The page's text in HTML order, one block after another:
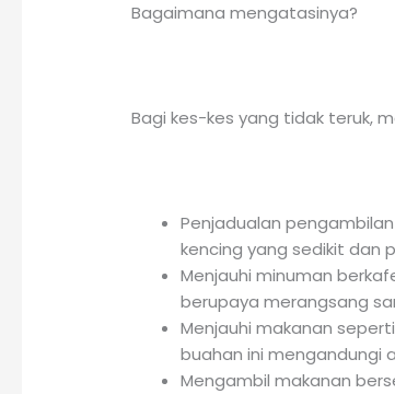
Bagaimana mengatasinya?
Bagi kes-kes yang tidak teruk,
Penjadualan
kencing yang sedikit dan
Menjauhi minuman
berupaya merangsang
Menjauhi makanan
buahan ini mengandungi
Mengambil makanan